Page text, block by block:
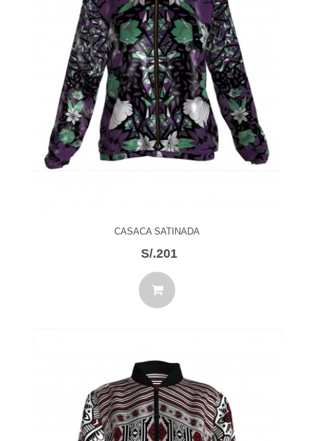
CASACA SATINADA
S/.201